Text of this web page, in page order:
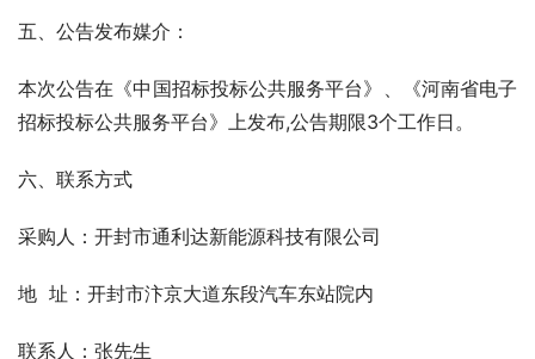
五、公告发布媒介：
本次公告在《中国招标投标公共服务平台》、《河南省电子
招标投标公共服务平台》上发布,公告期限3个工作日。
六、联系方式
采购人：开封市通利达新能源科技有限公司
地  址：开封市汴京大道东段汽车东站院内
联系人：张先生